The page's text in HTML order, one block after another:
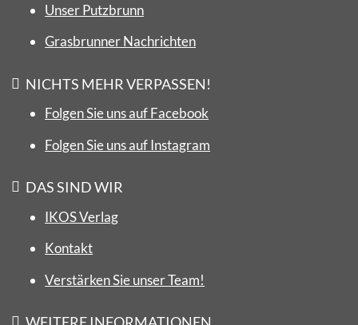
Unser Putzbrunn
Grasbrunner Nachrichten
NICHTS MEHR VERPASSEN!
Folgen Sie uns auf Facebook
Folgen Sie uns auf Instagram
DAS SIND WIR
IKOS Verlag
Kontakt
Verstärken Sie unser Team!